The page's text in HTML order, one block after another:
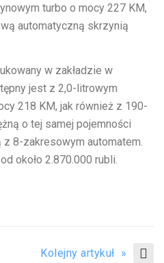
turbo o mocy 227 KM,
automatyczną skrzynią
w zakładzie w
jest z 2,0-litrowym
218 KM, jak również z 190-
o tej samej pojemności
8-zakresowym automatem.
około 2.870.000 rubli.
Kolejny artykuł »